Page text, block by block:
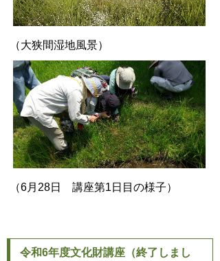
（大狭間湿地風景）
（6月28日 講座第1日目の様子）
令和6年度文化財講座（終了しまし